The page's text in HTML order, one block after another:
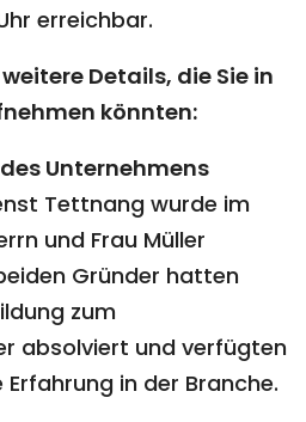
erreichbar.
Details, die Sie in
könnten:
Unternehmens
Tettnang wurde im
und Frau Müller
Gründer hatten
zum
absolviert und verfügten
in der Branche.